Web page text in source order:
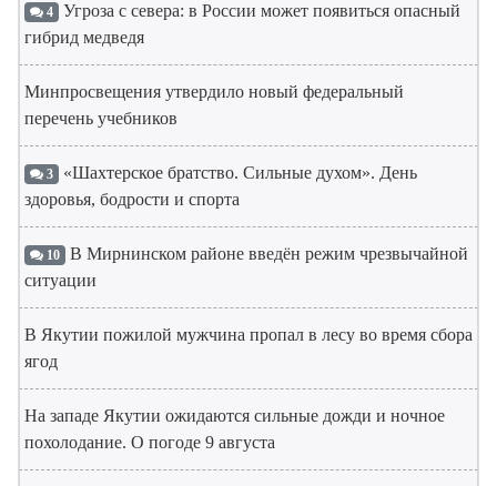
4 Угроза с севера: в России может появиться опасный
гибрид медведя
Минпросвещения утвердило новый федеральный
перечень учебников
3 «Шахтерское братство. Сильные духом». День
здоровья, бодрости и спорта
10 В Мирнинском районе введён режим чрезвычайной
ситуации
В Якутии пожилой мужчина пропал в лесу во время сбора
ягод
На западе Якутии ожидаются сильные дожди и ночное
похолодание. О погоде 9 августа